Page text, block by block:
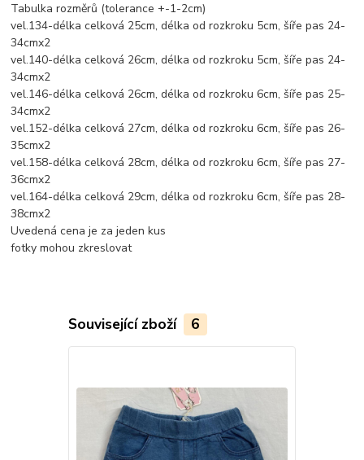
Tabulka rozměrů (tolerance +-1-2cm)
vel.134-délka celková 25cm, délka od rozkroku 5cm, šíře pas 24-
34cmx2
vel.140-délka celková 26cm, délka od rozkroku 5cm, šíře pas 24-
34cmx2
vel.146-délka celková 26cm, délka od rozkroku 6cm, šíře pas 25-
34cmx2
vel.152-délka celková 27cm, délka od rozkroku 6cm, šíře pas 26-
35cmx2
vel.158-délka celková 28cm, délka od rozkroku 6cm, šíře pas 27-
36cmx2
vel.164-délka celková 29cm, délka od rozkroku 6cm, šíře pas 28-
38cmx2
Uvedená cena je za jeden kus
fotky mohou zkreslovat
Související zboží 6